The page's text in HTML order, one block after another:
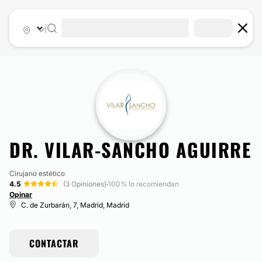
DR. VILAR-SANCHO AGUIRRE
Cirujano estético
4.5
(3 Opiniones)·100% lo recomiendan
Opinar
C. de Zurbarán, 7, Madrid, Madrid
CONTACTAR